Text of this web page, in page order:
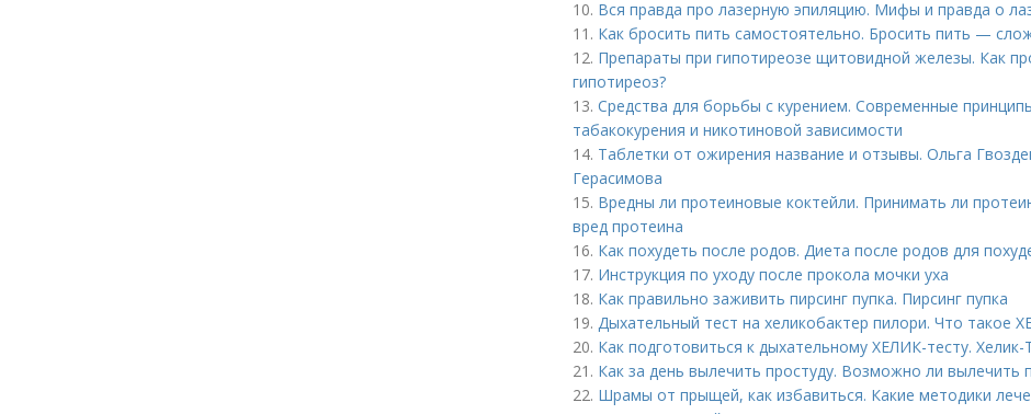
10. Вся правда про лазерную эпиляцию. Мифы и правда о
11. Как бросить пить самостоятельно. Бросить пить —
12. Препараты при гипотиреозе щитовидной железы. Как
гипотиреоз?
13. Средства для борьбы с курением. Современные
табакокурения и никотиновой зависимости
14. Таблетки от ожирения название и отзывы. Ольга
Герасимова
15. Вредны ли протеиновые коктейли. Принимать ли
вред протеина
16. Как похудеть после родов. Диета после родов для
17. Инструкция по уходу после прокола мочки уха
18. Как правильно заживить пирсинг пупка. Пирсинг пупка
19. Дыхательный тест на хеликобактер пилори. Что такое
20. Как подготовиться к дыхательному ХЕЛИК-тесту. Хелик-
21. Как за день вылечить простуду. Возможно ли вылечить
22. Шрамы от прыщей, как избавиться. Какие методики